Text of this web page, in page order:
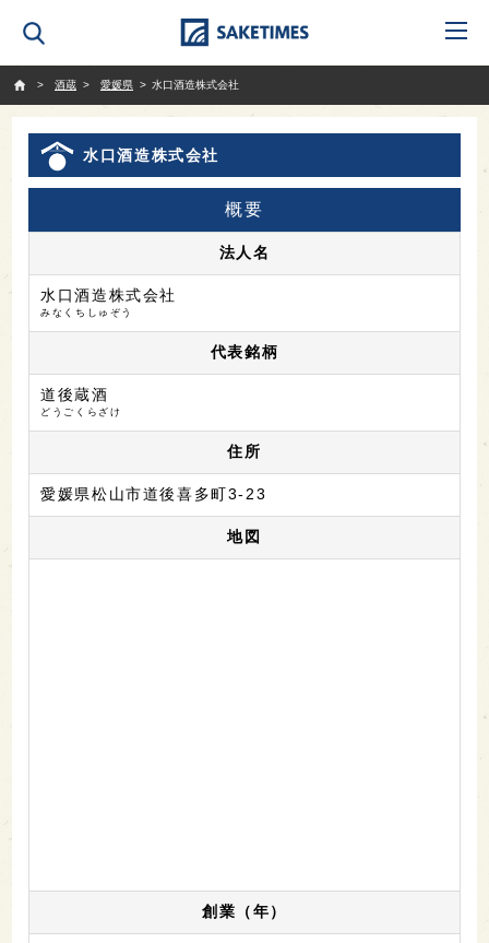
酒蔵
愛媛県 水口酒造株式会社
水口酒造株式会社
概要
法人名
水口酒造株式会社
みなくちしゅぞう
代表銘柄
道後蔵酒
どうごくらざけ
住所
愛媛県松山市道後喜多町3-23
地図
創業（年）